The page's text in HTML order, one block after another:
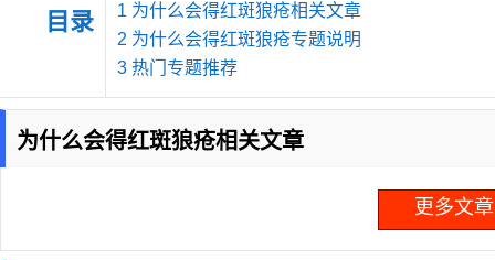
目录 1 为什么会得红斑狼疮相关文章
2 为什么会得红斑狼疮专题说明
3 热门专题推荐
为什么会得红斑狼疮相关文章
更多文